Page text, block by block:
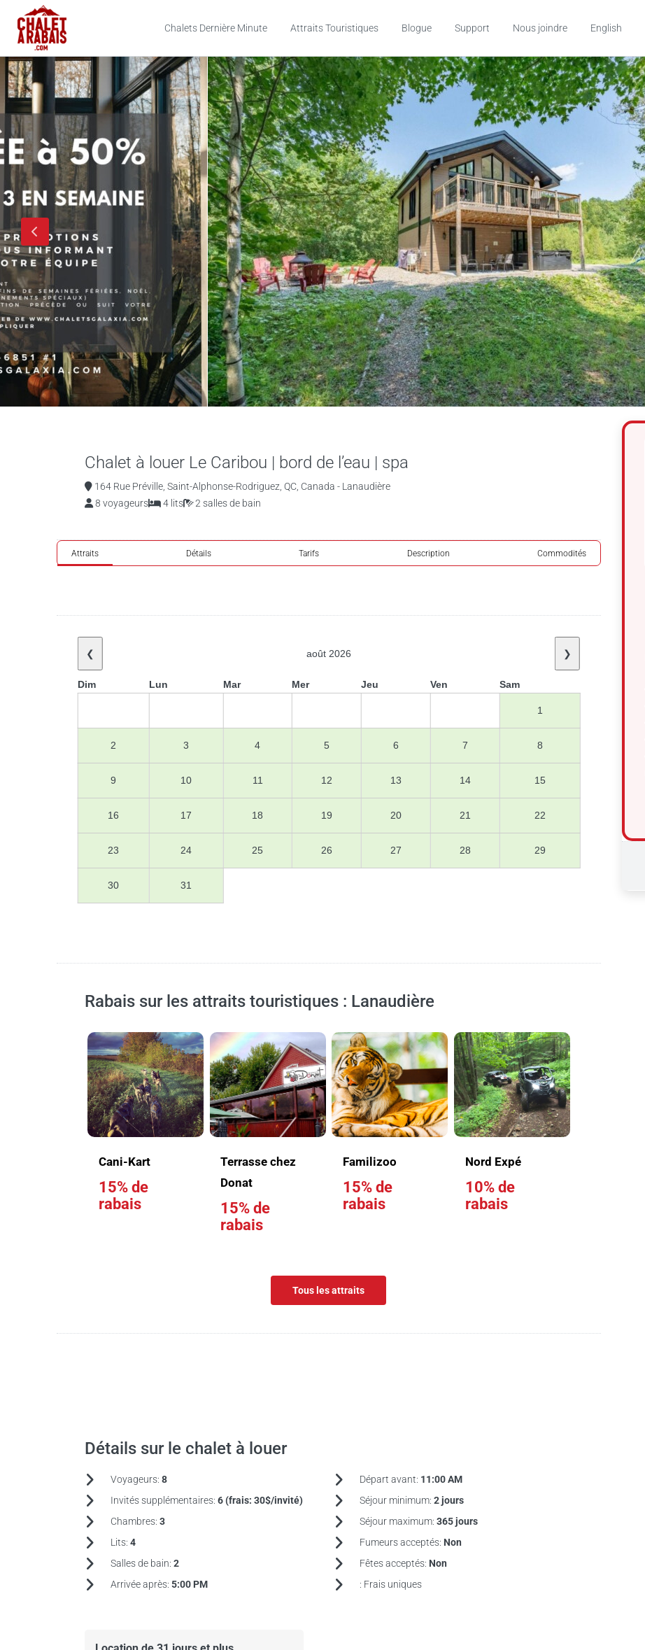
Chalets Dernière Minute Attraits Touristiques Blogue Support Nous joindre English
Chalet à louer Le Caribou | bord de l’eau | spa
164 Rue Préville, Saint-Alphonse-Rodriguez, QC, Canada - Lanaudière
8 voyageurs
4 lits 2 salles de bain
Attraits Détails Tarifs Description Commodités
❮ août 2026 ❯
Dim Lun Mar Mer Jeu Ven Sam
1
2 3 4 5 6 7 8
9 10 11 12 13 14 15
16 17 18 19 20 21 22
23 24 25 26 27 28 29
30 31
Rabais sur les attraits touristiques : Lanaudière
Cani-Kart
15% de
rabais
Terrasse chez
Donat
15% de
rabais
Familizoo
15% de
rabais
Nord Expé
10% de
rabais
Tous les attraits
Détails sur le chalet à louer
Voyageurs: 8
Invités supplémentaires: 6 (frais: 30$/invité)
Chambres: 3
Lits: 4
Salles de bain: 2
Arrivée après: 5:00 PM
Départ avant: 11:00 AM
Séjour minimum: 2 jours
Séjour maximum: 365 jours
Fumeurs acceptés: Non
Fêtes acceptés: Non
: Frais uniques